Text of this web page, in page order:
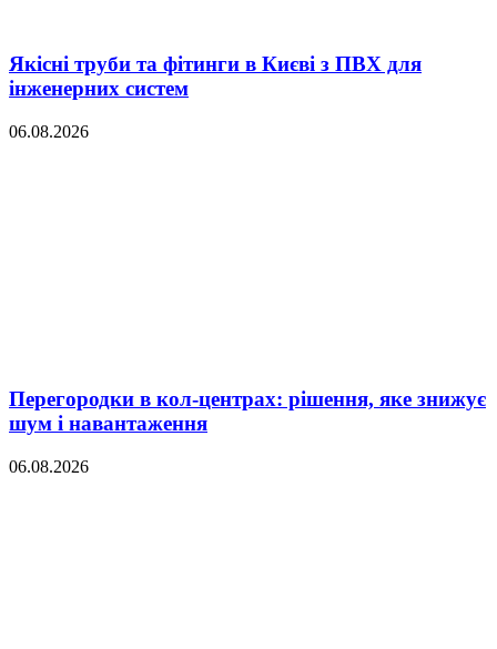
Якісні труби та фітинги в Києві з ПВХ для
інженерних систем
06.08.2026
Перегородки в кол-центрах: рішення, яке знижує
шум і навантаження
06.08.2026